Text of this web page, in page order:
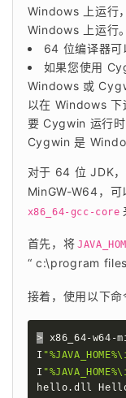
Windows 上运行
Windows 上运行。
64 位编译器可
如果您使用
Windows 或
以在 Windows 下
要 Cygwin 运行
Cygwin 是
对于 64 位 JDK
MinGW-W64，
x86_64-gcc-core
首先，将
“ c:\program
接着，使用以下命
> x86_64-w64-
I
I
hello.dll